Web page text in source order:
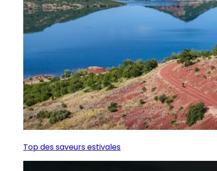
Top des saveurs estivales